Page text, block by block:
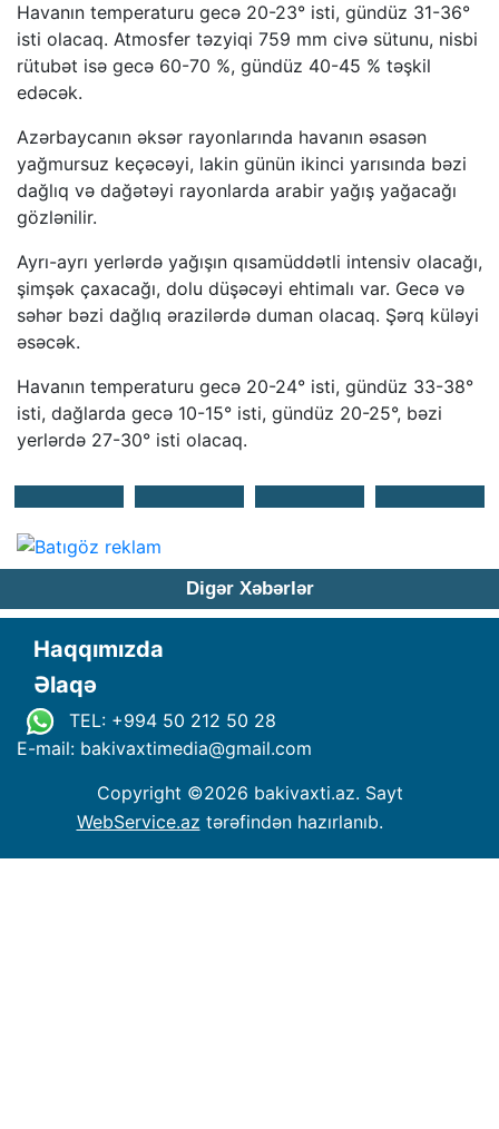
Havanın temperaturu gecə 20-23° isti, gündüz 31-36°
isti olacaq. Atmosfer təzyiqi 759 mm civə sütunu, nisbi
rütubət isə gecə 60-70 %, gündüz 40-45 % təşkil
edəcək.
Azərbaycanın əksər rayonlarında havanın əsasən
yağmursuz keçəcəyi, lakin günün ikinci yarısında bəzi
dağlıq və dağətəyi rayonlarda arabir yağış yağacağı
gözlənilir.
Ayrı-ayrı yerlərdə yağışın qısamüddətli intensiv olacağı,
şimşək çaxacağı, dolu düşəcəyi ehtimalı var. Gecə və
səhər bəzi dağlıq ərazilərdə duman olacaq. Şərq küləyi
əsəcək.
Havanın temperaturu gecə 20-24° isti, gündüz 33-38°
isti, dağlarda gecə 10-15° isti, gündüz 20-25°, bəzi
yerlərdə 27-30° isti olacaq.
Digər Xəbərlər
Haqqımızda
Əlaqə
TEL: +994 50 212 50 28
E-mail: bakivaxtimedia@gmail.com
Copyright ©2026 bakivaxti.az. Sayt
WebService.az tərəfindən hazırlanıb.